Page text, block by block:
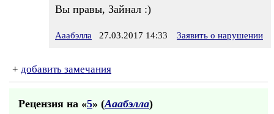
Вы правы, Зайнал :)
Ааабэлла 27.03.2017 14:33 Заявить о нарушении
+ добавить замечания
Рецензия на «5» (Ааабэлла)